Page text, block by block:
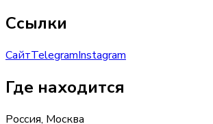
Ссылки
СайтTelegramInstagram
Где находится
Россия, Москва